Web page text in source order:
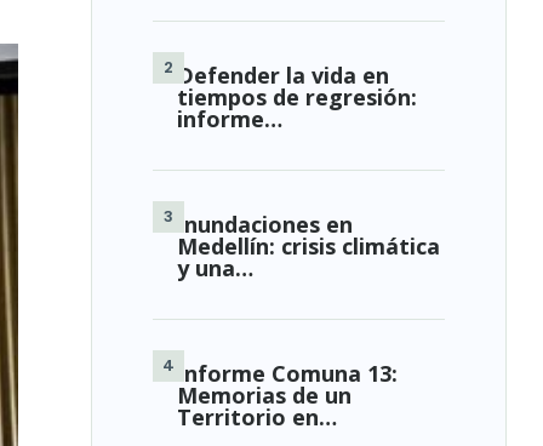
Defender la vida en
tiempos de regresión:
informe…
Inundaciones en
Medellín: crisis climática
y una…
Informe Comuna 13:
Memorias de un
Territorio en…